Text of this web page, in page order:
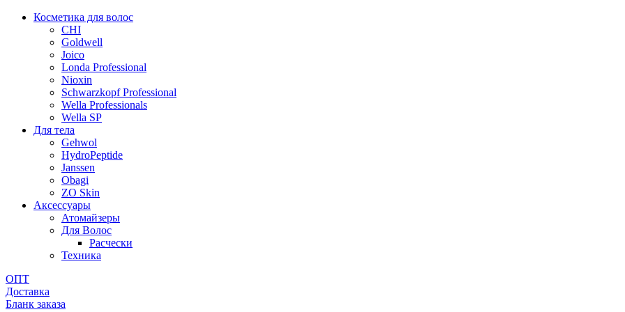
Косметика для волос
CHI
Goldwell
Joico
Londa Professional
Nioxin
Schwarzkopf Professional
Wella Professionals
Wella SP
Для тела
Gehwol
HydroPeptide
Janssen
Obagi
ZO Skin
Aксессуары
Атомайзеры
Для Волос
Расчески
Техника
ОПТ
Доставка
Бланк заказа